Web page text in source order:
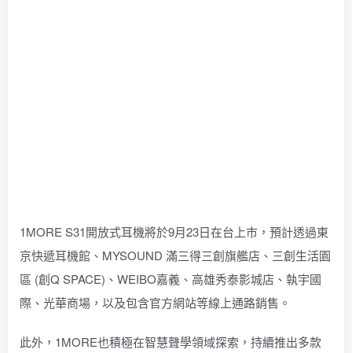
1MORE S31開放式耳機將於9月23日在台上市，預計透過東
京快遞耳機館、MYSOUND 滿三得三創旗艦店、三創生活園
區 (創Q SPACE)、WEIBO嘉義、高雄秀泰影城店、執宇國
際、光華商場，以及包含官方網站等線上通路銷售。
此外，1MORE也積極在智慧聲學領域探索，持續推出多款